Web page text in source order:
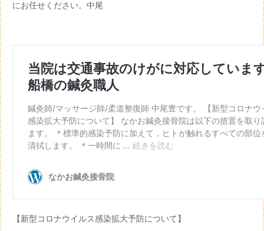
にお任せください。中尾
【新型コロナウイルス感染拡大予防について】